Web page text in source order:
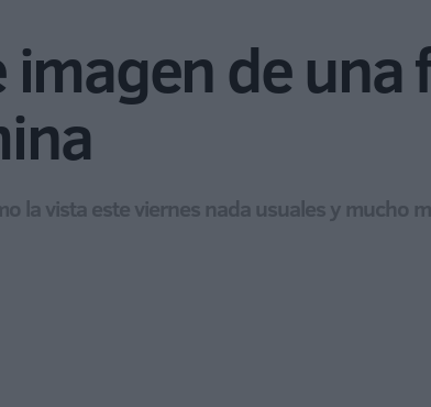
imagen de
la vista este viernes nada usuales y mucho